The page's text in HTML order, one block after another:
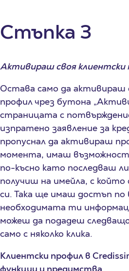
Стъпка 3
Активираш своя клиентски
Остава само да активираш
профил чрез бутона
страницата с
изпратено заявление за
пропуснал да активираш
момента, имаш
по-късно като последваш
получиш на имейла, с който
си. Така ще имаш достъп по
необходимата ти
можеш да подадеш
само с няколко клика.
Клиентски профил в
функции и предимства